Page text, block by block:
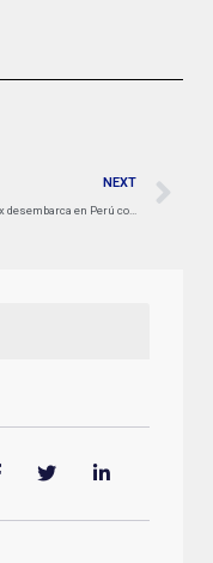
NEXT
Smart Flux desembarca en Perú con sus soluciones digitales para la logística marítima de la mano de su representante Ian Taylor